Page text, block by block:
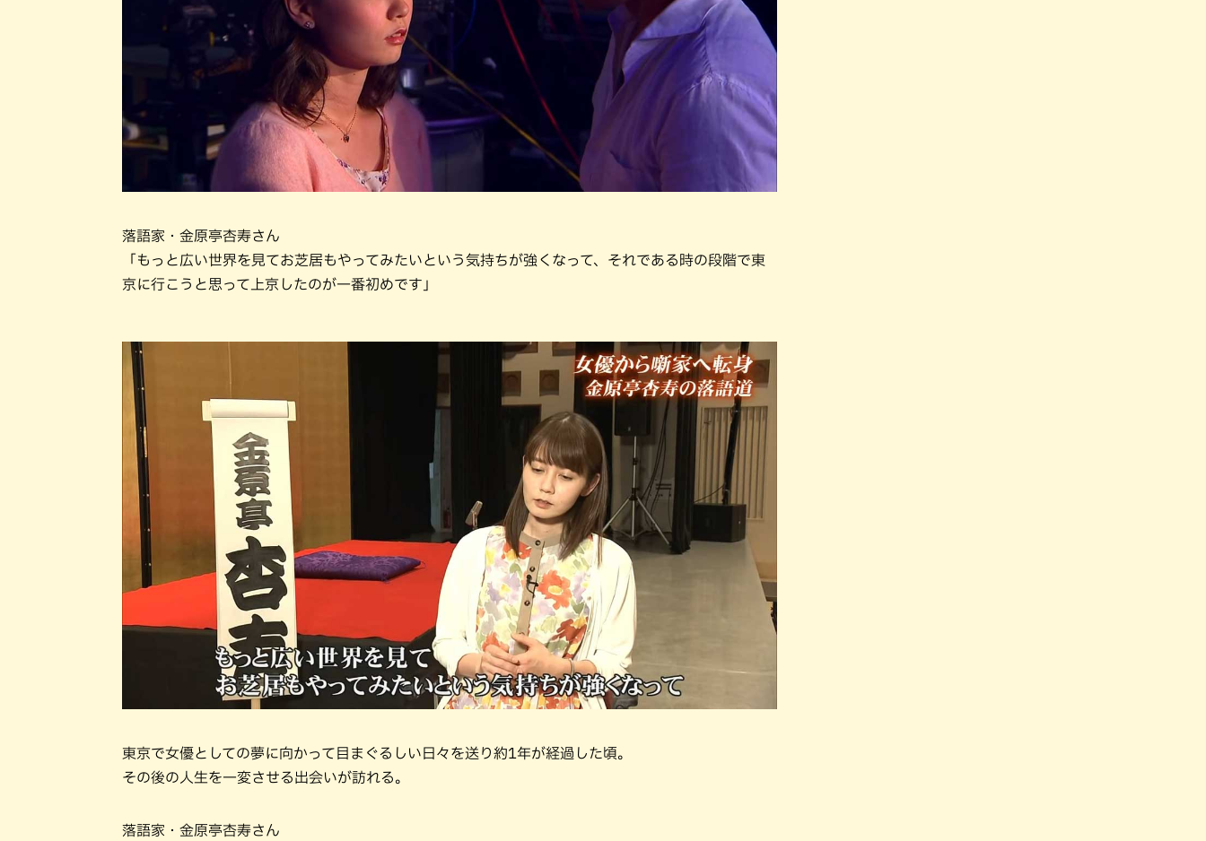
落語家・金原亭杏寿さん
「もっと広い世界を見てお芝居もやってみたいという気持ちが強くなって、それである時の段階で東
京に行こうと思って上京したのが一番初めです」
東京で女優としての夢に向かって目まぐるしい日々を送り約1年が経過した頃。
その後の人生を一変させる出会いが訪れる。
落語家・金原亭杏寿さん